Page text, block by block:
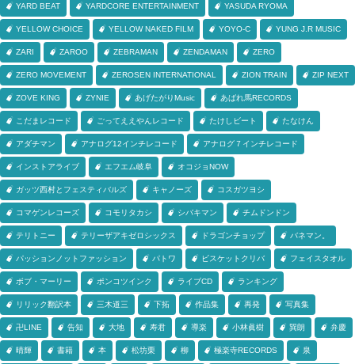
YARD BEAT YARDCORE ENTERTAINMENT YASUDA RYOMA
YELLOW CHOICE YELLOW NAKED FILM YOYO-C YUNG J.R MUSIC
ZARI ZAROO ZEBRAMAN ZENDAMAN ZERO
ZERO MOVEMENT ZEROSEN INTERNATIONAL ZION TRAIN ZIP NEXT
ZOVE KING ZYNIE あげたがりMusic あばれ馬RECORDS
こだまレコード ごってええやんレコード たけしビート たなけん
アダチマン アナログ12インチレコード アナログ７インチレコード
インストアライブ エフエム岐阜 オコジョNOW
ガッツ西村とフェスティバルズ キャノーズ コスガツヨシ
コマゲンレコーズ コモリタカシ シバキマン チムドンドン
テリトニー テリーザアキゼロシックス ドラゴンチョップ バネマン。
パッションノットファッション パトワ ビスケットクリバ フェイスタオル
ボブ・マーリー ポンコツインク ライブCD ランキング
リリック翻訳本 三木道三 下拓 作品集 再発 写真集
卍LINE 告知 大地 寿君 導楽 小林眞樹 巽朗 弁慶
晴輝 書籍 本 松坊栗 柳 極楽寺RECORDS 泉